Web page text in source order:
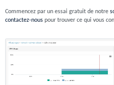
Commencez par un essai gratuit de notre
contactez-nouspour trouver ce qui vous